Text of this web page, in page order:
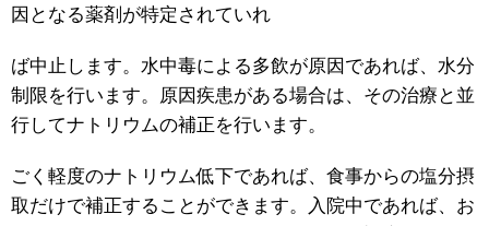
因となる薬剤が特定されていれ
ば中止します。水中毒による多飲が原因であれば、水分
制限を行います。原因疾患がある場合は、その治療と並
行してナトリウムの補正を行います。
ごく軽度のナトリウム低下であれば、食事からの塩分摂
取だけで補正することができます。入院中であれば、お